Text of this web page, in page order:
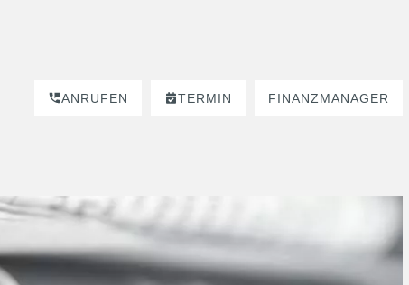
ANRUFEN TERMIN FINANZMANAGER